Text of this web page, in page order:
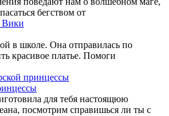
бегством от
в школе. Она отправилась по
красивое платье. Помоги
для тебя настоящюю
посмотрим справишься ли ты с